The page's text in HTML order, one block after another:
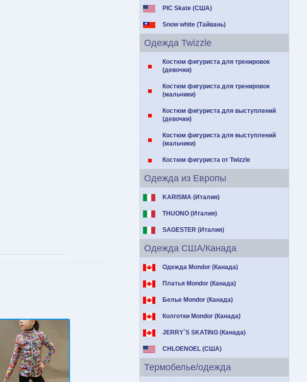
PIC Skate (США)
Snow white (Тайвань)
Одежда Twizzle
Костюм фигуриста для тренировок
(девочки)
Костюм фигуриста для тренировок
(мальчики)
Костюм фигуриста для выступлений
(девочки)
Костюм фигуриста для выступлений
(мальчики)
Костюм фигуриста от Twizzle
Одежда из Европы
KARISMA (Италия)
THUONO (Италия)
SAGESTER (Италия)
Одежда США/Канада
Одежда Mondor (Канада)
Платья Mondor (Канада)
Белье Mondor (Канада)
Колготки Mondor (Канада)
JERRY`S SKATING (Канада)
CHLOENOEL (США)
Термобелье/одежда